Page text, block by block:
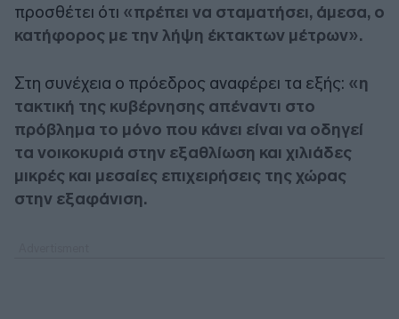
προσθέτει ότι «πρέπει να σταματήσει, άμεσα, ο
κατήφορος με την λήψη έκτακτων μέτρων».
Στη συνέχεια ο πρόεδρος αναφέρει τα εξής: «η
τακτική της κυβέρνησης απέναντι στο
πρόβλημα το μόνο που κάνει είναι να οδηγεί
τα νοικοκυριά στην εξαθλίωση και χιλιάδες
μικρές και μεσαίες επιχειρήσεις της χώρας
στην εξαφάνιση.